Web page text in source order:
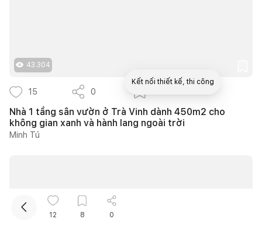
43.304
15 0
Nhà 1 tầng sân vườn ở Trà Vinh dành 450m2 cho
không gian xanh và hành lang ngoài trời
Minh Tú
12 8 0
Kết nối thiết kế, thi công
Mua sắm hoàn thiện nhà